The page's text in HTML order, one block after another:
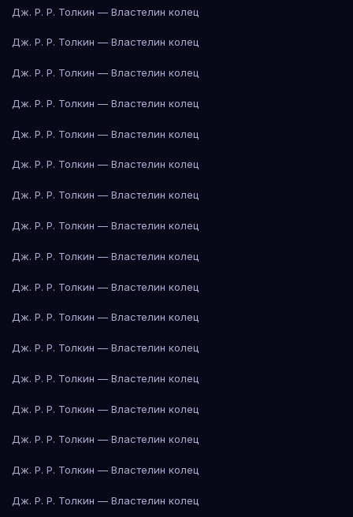
Дж. Р. Р. Толкин — Властелин колец
Дж. Р. Р. Толкин — Властелин колец
Дж. Р. Р. Толкин — Властелин колец
Дж. Р. Р. Толкин — Властелин колец
Дж. Р. Р. Толкин — Властелин колец
Дж. Р. Р. Толкин — Властелин колец
Дж. Р. Р. Толкин — Властелин колец
Дж. Р. Р. Толкин — Властелин колец
Дж. Р. Р. Толкин — Властелин колец
Дж. Р. Р. Толкин — Властелин колец
Дж. Р. Р. Толкин — Властелин колец
Дж. Р. Р. Толкин — Властелин колец
Дж. Р. Р. Толкин — Властелин колец
Дж. Р. Р. Толкин — Властелин колец
Дж. Р. Р. Толкин — Властелин колец
Дж. Р. Р. Толкин — Властелин колец
Дж. Р. Р. Толкин — Властелин колец